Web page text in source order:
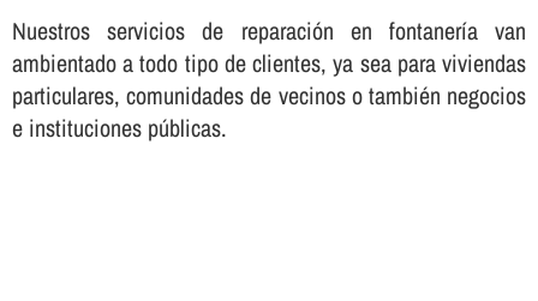
Nuestros servicios de reparación en fontanerí­a van
ambientado a todo tipo de clientes, ya sea para viviendas
particulares, comunidades de vecinos o también negocios
e instituciones públicas.